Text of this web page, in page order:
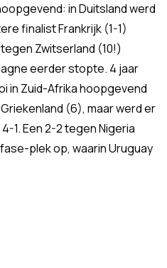
in Duitsland werd
finalist Frankrijk (1-1)
Zwitserland (10!)
eerder stopte. 4 jaar
in Zuid-Afrika hoopgevend
(6), maar werd er
1. Een 2-2 tegen Nigeria
plek op, waarin Uruguay